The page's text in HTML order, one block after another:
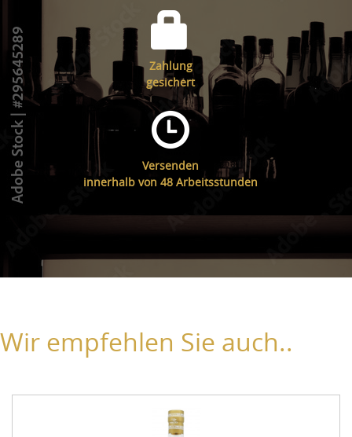
Zahlung
gesichert
Versenden
innerhalb von 48 Arbeitsstunden
Wir empfehlen Sie auch..